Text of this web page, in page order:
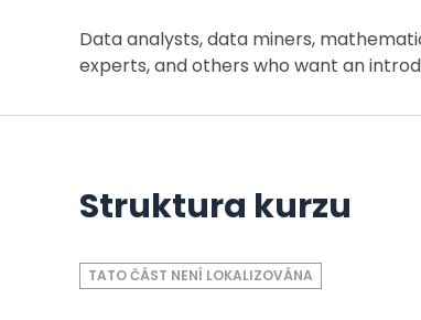
Data analysts, data miners,
experts, and others who want an
Struktura kurzu
TATO ČÁST NENÍ LOKALIZOVÁNA